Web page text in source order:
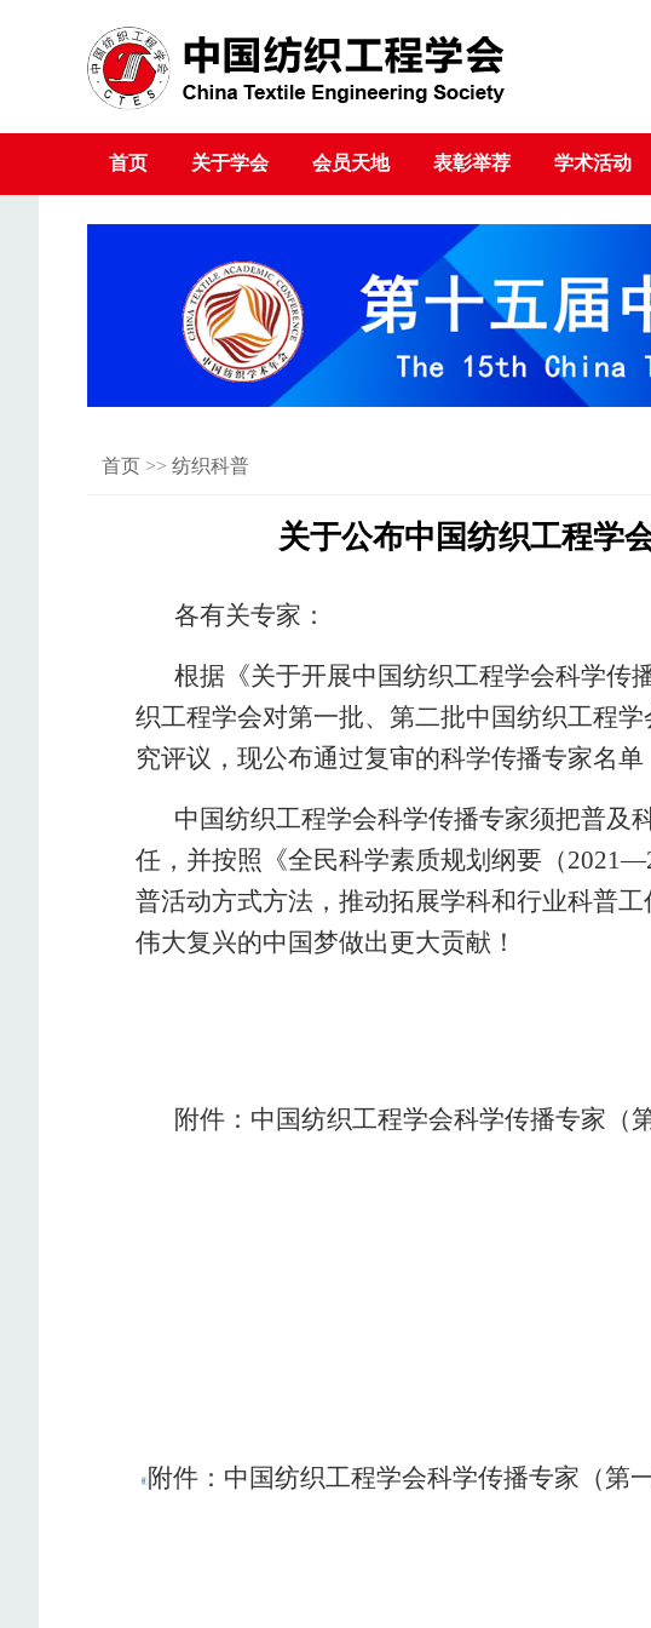
首页 关于学会 会员天地 表彰举荐 学术活动
首页 >> 纺织科普
关于公布中国纺织工程学
各有关专家：
根据《关于开展中国纺织工程学会科学传
织工程学会对第一批、第二批中国纺织工程
究评议，现公布通过复审的科学传播专家名
中国纺织工程学会科学传播专家须把普及
任，并按照《全民科学素质规划纲要（
普活动方式方法，推动拓展学科和行业科普
伟大复兴的中国梦做出更大贡献！
附件：中国纺织工程学会科学传播专家（
附件：中国纺织工程学会科学传播专家（第